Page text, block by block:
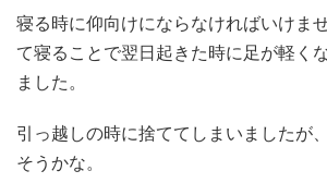
寝る時に仰向けにならなければいけま
て寝ることで翌日起きた時に足が軽く
ました。
引っ越しの時に捨ててしまいましたが
そうかな。